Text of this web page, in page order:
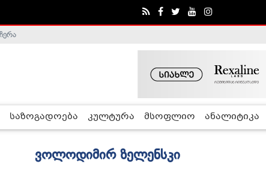
კომისია
საზოგადოება კულტურა მსოფლიო ანალიტიკა
ვოლოდიმირ ზელენსკი